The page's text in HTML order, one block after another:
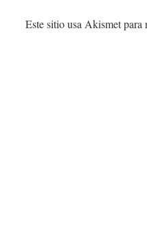
Este sitio usa Akismet para